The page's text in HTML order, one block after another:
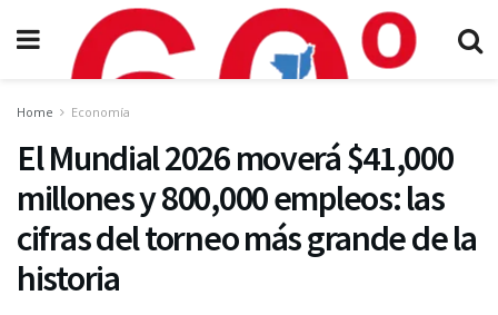
Home Economía
El Mundial 2026 moverá $41,000
millones y 800,000 empleos: las
cifras del torneo más grande de la
historia